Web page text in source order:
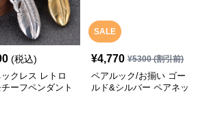
(税込)
クレス レトロ
ーフペンダント
SALE
¥4,770 ¥5300(割引前)
ペアルック/お揃い ゴー
ルド&シルバー ペアネッ